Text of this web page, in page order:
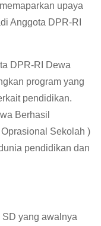
upaya
Anggota DPR-RI
DPR-RI Dewa
program yang
pendidikan.
Berhasil
Sekolah )
pendidikan dan
SD yang awalnya